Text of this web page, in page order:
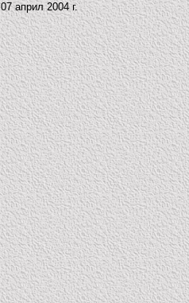
07 април 2004 г.